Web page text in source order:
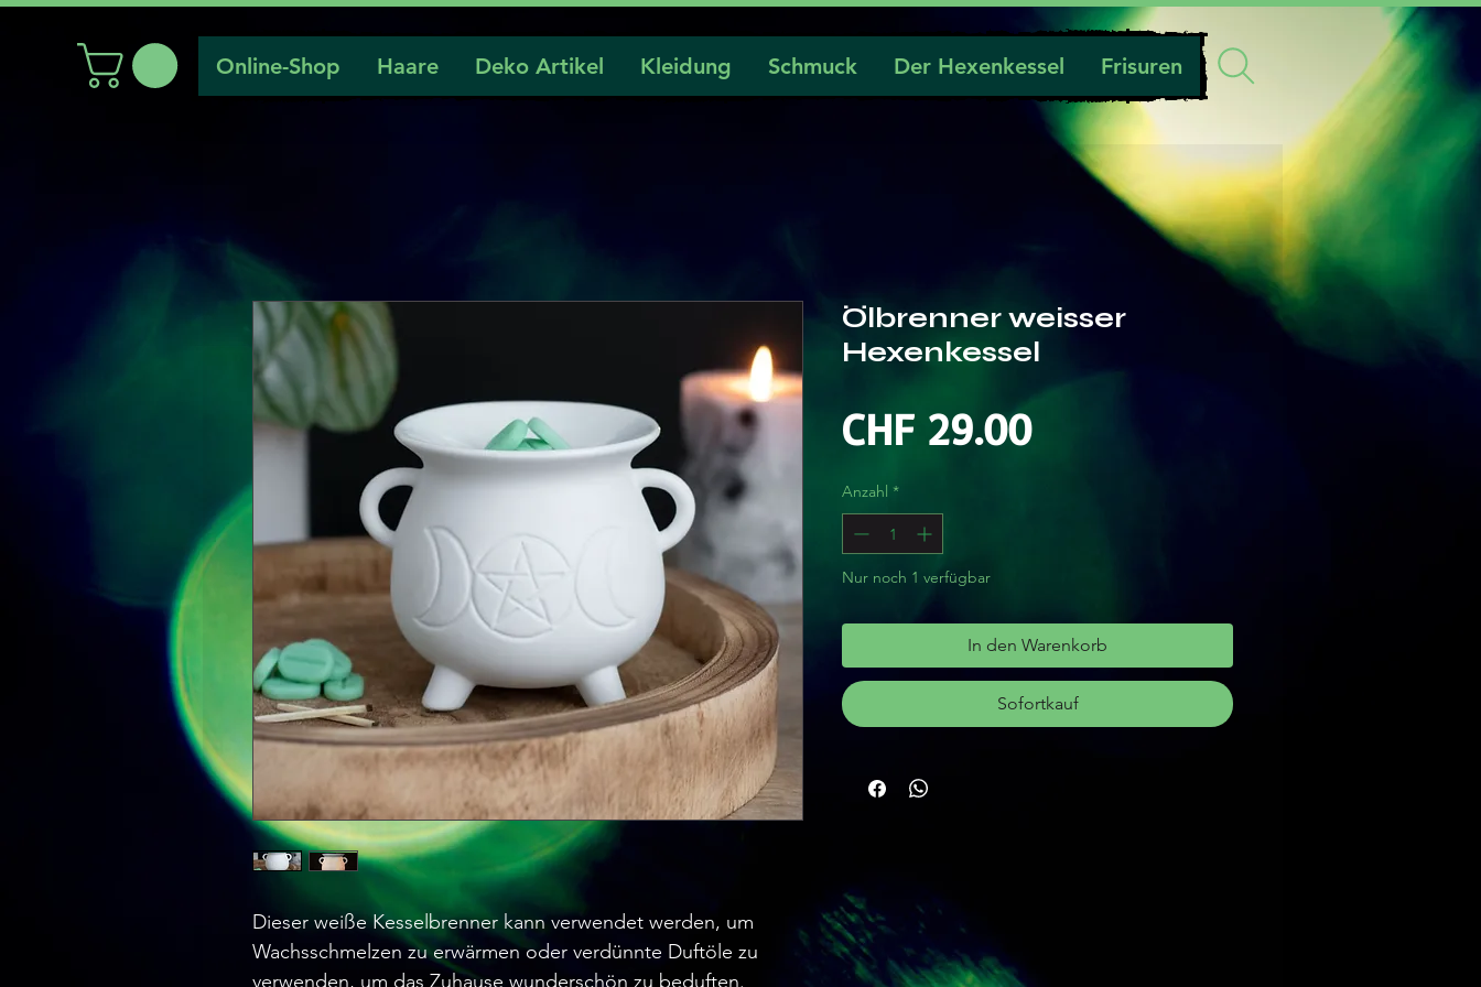
Online-Shop Haare Deko Artikel Kleidung Schmuck Der Hexenkessel Frisuren
Dieser weiße Kesselbrenner kann verwendet werden, um
Wachsschmelzen zu erwärmen oder verdünnte Duftöle zu
verwenden, um das Zuhause wunderschön zu beduften.
Ölbrenner weisser
Hexenkessel
CHF 29.00Preis
Anzahl *
Nur noch 1 verfügbar
In den Warenkorb
Sofortkauf